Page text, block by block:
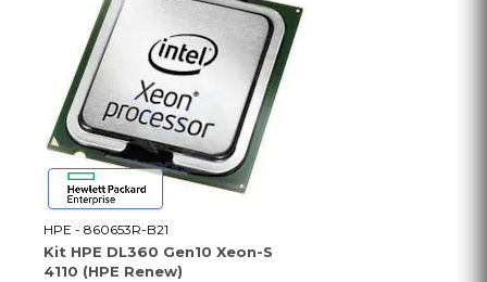
HPE - 860653R-B21
Kit HPE DL360 Gen10 Xeon-S
4110 (HPE Renew)